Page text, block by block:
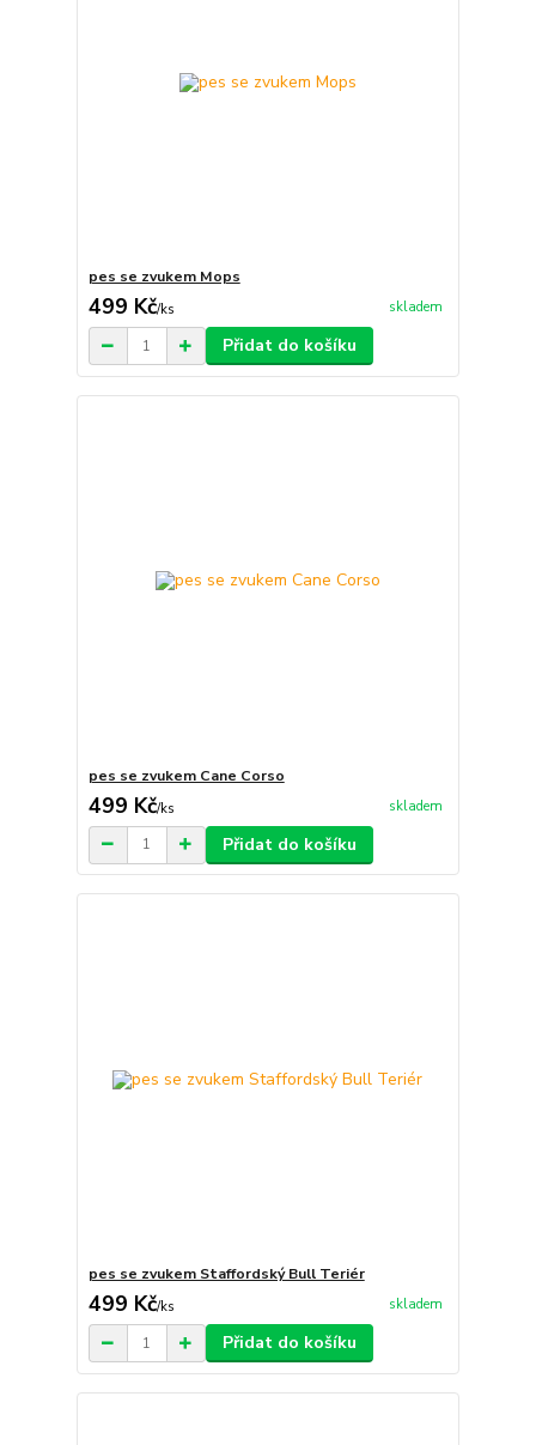
pes se zvukem Mops
499 Kč/ks skladem
Přidat do košíku
pes se zvukem Cane Corso
499 Kč/ks skladem
Přidat do košíku
pes se zvukem Staffordský Bull Teriér
499 Kč/ks skladem
Přidat do košíku